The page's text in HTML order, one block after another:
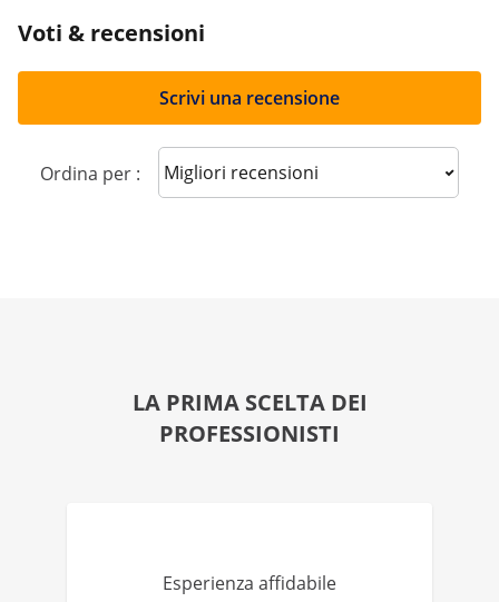
Voti & recensioni
Scrivi una recensione
Ordina per : Sort reviews
LA PRIMA SCELTA DEI
PROFESSIONISTI
Esperienza affidabile